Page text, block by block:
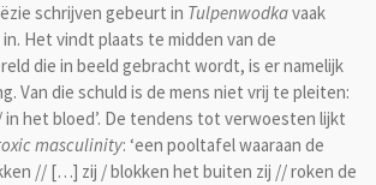
schrijven gebeurt in Tulpenwodkavaak
Het vindt plaats te midden van de
die in beeld gebracht wordt, is er namelijk
Van die schuld is de mens niet vrij te pleiten:
in het bloed’. De tendens tot verwoesten lijkt
masculinity: ‘een pooltafel waaraan de
// […] zij / blokken het buiten zij // roken de